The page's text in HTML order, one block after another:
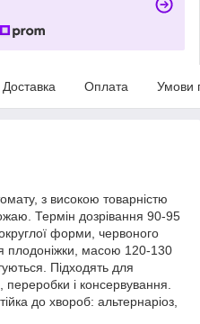
Доставка Оплата Умови
з високою товарністю
Термін дозрівання 90-95
форми, червоного
плодоніжки, масою 120-130
Підходять для
переробки і консервування.
до хвороб: альтернаріоз,